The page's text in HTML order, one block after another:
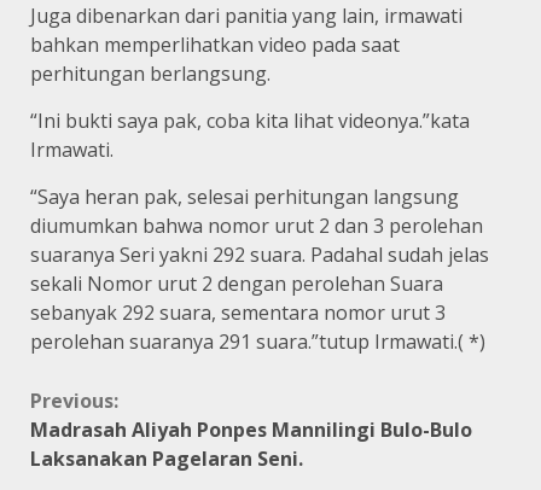
Juga dibenarkan dari panitia yang lain, irmawati
bahkan memperlihatkan video pada saat
perhitungan berlangsung.
“Ini bukti saya pak, coba kita lihat videonya.”kata
Irmawati.
“Saya heran pak, selesai perhitungan langsung
diumumkan bahwa nomor urut 2 dan 3 perolehan
suaranya Seri yakni 292 suara. Padahal sudah jelas
sekali Nomor urut 2 dengan perolehan Suara
sebanyak 292 suara, sementara nomor urut 3
perolehan suaranya 291 suara.”tutup Irmawati.( *)
Continue
Reading
Previous:
Madrasah Aliyah Ponpes Mannilingi Bulo-Bulo
Laksanakan Pagelaran Seni.